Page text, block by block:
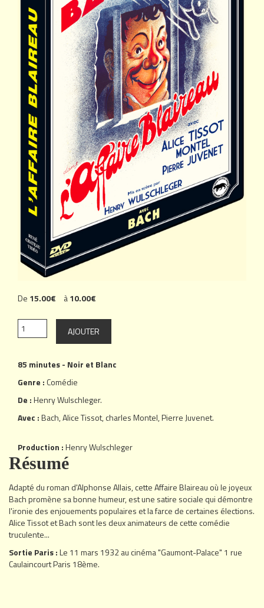
De 15.00€ à10.00€
85 minutes - Noir et Blanc
Genre : Comédie
De :Henry Wulschleger.
Avec :Bach,Alice Tissot,charles Montel,Pierre Juvenet.
Production :Henry Wulschleger
Résumé
Adapté du roman d'Alphonse Allais, cette Affaire Blaireau où le joyeux
Bach promène sa bonne humeur, est une satire sociale qui démontre
l'ironie des enjouements populaires et la farce de certaines élections.
Alice Tissot et Bach sont les deux animateurs de cette comédie
truculente...
Sortie Paris :Le 11 mars 1932 au cinéma "Gaumont-Palace" 1 rue
Caulaincourt Paris 18ème.